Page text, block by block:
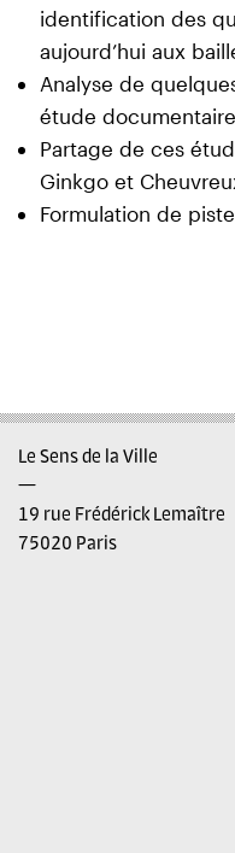
identification des
aujourd’hui aux
Analyse de
étude
Partage de ces
Ginkgo et
Formulation de
Le Sens de la Ville
—
19 rue Frédérick Lemaître
75020 Paris